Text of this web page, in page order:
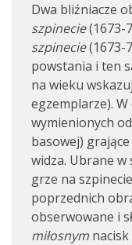
Dwa bliźniacze
szpinecie(1673-
szpinecie(1673-
powstania i ten
na wieku
egzemplarze).
wymienionych
basowej)
widza. Ubrane
grze na
poprzednich
obserwowane i
miłosnym